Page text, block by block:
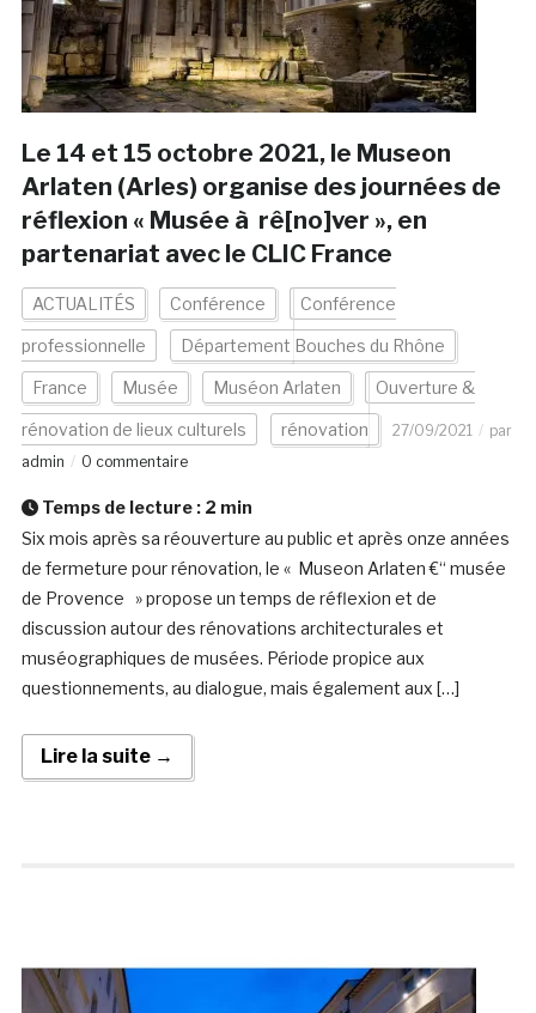
Le 14 et 15 octobre 2021, le Museon
Arlaten (Arles) organise des journées de
réflexion « Musée à rê[no]ver », en
partenariat avec le CLIC France
ACTUALITÉS Conférence Conférence
professionnelle Département Bouches du Rhône
France Musée Muséon Arlaten Ouverture &
rénovation de lieux culturels rénovation 27/09/2021
par
admin
0 commentaire
Temps de lecture : 2 min
Six mois après sa réouverture au public et après onze années
de fermeture pour rénovation, le « Museon Arlaten €“ musée
de Provence » propose un temps de réflexion et de
discussion autour des rénovations architecturales et
muséographiques de musées. Période propice aux
questionnements, au dialogue, mais également aux […]
Lire la suite →